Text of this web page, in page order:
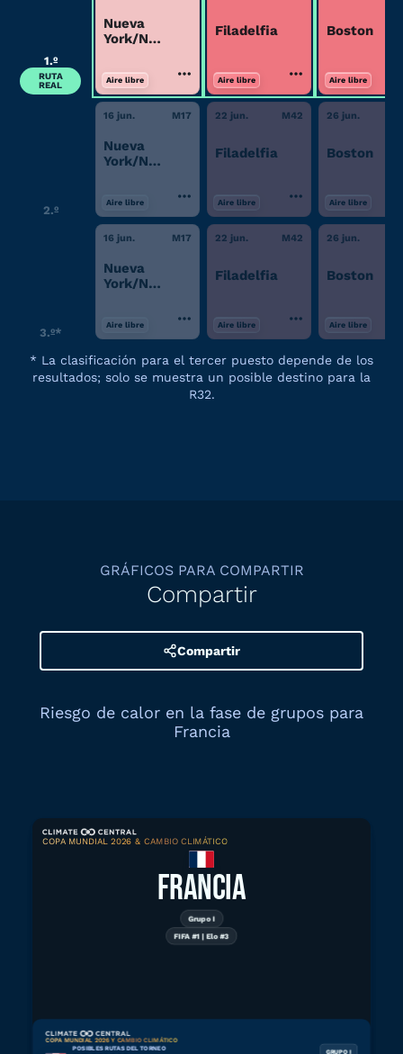
1.º
RUTA
REAL
Nueva
York/Nueva
Aire libre
Filadelfia
Aire libre
Boston
Aire libre
2.º
16 jun. M17
Nueva
York/Nueva
Aire libre
22 jun. M42
Filadelfia
Aire libre
26 jun.
Boston
Aire libre
3.º*
16 jun. M17
Nueva
York/Nueva
Aire libre
22 jun. M42
Filadelfia
Aire libre
26 jun.
Boston
Aire libre
* La clasificación para el tercer puesto depende de los
resultados; solo se muestra un posible destino para la
R32.
GRÁFICOS PARA COMPARTIR
Compartir
Compartir
Riesgo de calor en la fase de grupos para
Francia
COPA MUNDIAL 2026 & CAMBIO CLIMÁTICO
FRANCIA
Grupo I
FIFA #1 | Elo #3
A partir del 9 de junio de 2026
COPA MUNDIAL 2026 Y CAMBIO CLIMÁTICO
POSIBLES RUTAS DEL TORNEO
GRUPO I